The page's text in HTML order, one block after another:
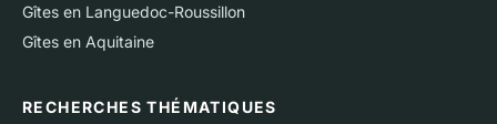
Gîtes en Languedoc-Roussillon
Gîtes en Aquitaine
RECHERCHES THÉMATIQUES